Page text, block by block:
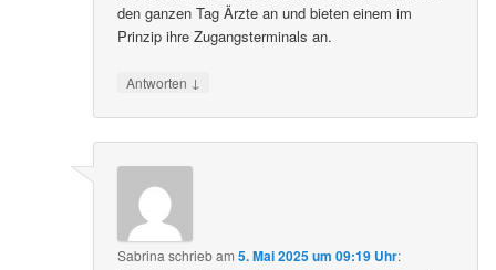
den ganzen Tag Ärzte an und bieten einem im
Prinzip ihre Zugangsterminals an.
Antworten ↓
Sabrinaschriebam5. Mai 2025 um 09:19 Uhr: